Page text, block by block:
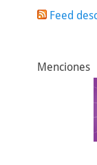
Feed
Menciones